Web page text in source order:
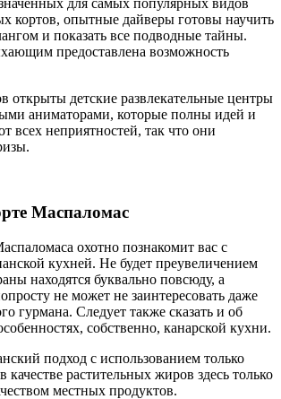
для самых популярных видов
кортов, опытные дайверы готовы научить
и показать все подводные тайны.
предоставлена возможность
открыты детские развлекательные центры
аниматорами, которые полны идей и
всех неприятностей, так что они
Маспаломас
охотно познакомит вас с
кухней. Не будет преувеличением
находятся буквально повсюду, а
не может не заинтересовать даже
гурмана. Следует также сказать и об
собственно, канарской кухни.
подход с использованием только
качестве растительных жиров здесь только
местных продуктов.